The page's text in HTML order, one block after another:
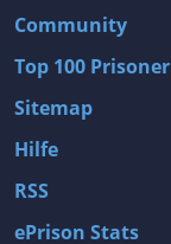
Community
Top 100 Prisoner
Sitemap
Hilfe
RSS
ePrison Stats